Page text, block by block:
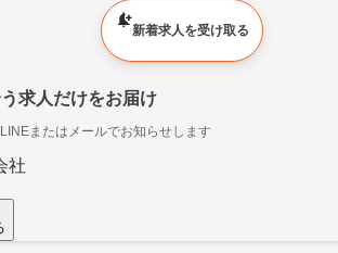
新着求人を受け取る
求人だけをお届け
またはメールでお知らせします
社